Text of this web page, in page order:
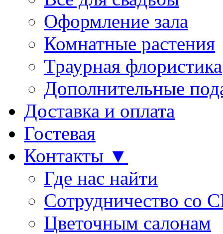
Оформление зала
Комнатные растения
Траурная флористика
Дополнительные
Доставка и оплата
Гостевая
Контакты ▼
Где нас найти
Сотрудничество со
Цветочным салонам